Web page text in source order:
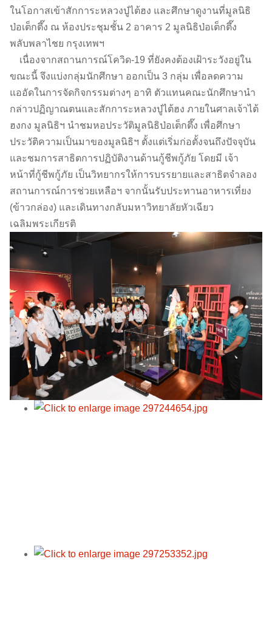
ในโอกาสเข้าสักการะหลวงปู่ไต้ฮง และศึกษาดูงานที่มูลนิธิ
ป่อเต็กตึ๊ง ณ ห้องประชุมชั้น 2 อาคาร 2 มูลนิธิป่อเต็กตึ๊ง
พลับพลาไชย กรุงเทพฯ
เนื่องจากสถานการณ์โควิด-19 ที่ยังคงต้องเฝ้าระวังอยู่ใน
ขณะนี้ จึงแบ่งกลุ่มนักศึกษา ออกเป็น 3 กลุ่ม เพื่อลดความ
แออัดในการจัดกิจกรรมต่างๆ อาทิ ตัวแทนคณะนักศึกษานำ
กล่าวปฏิญาณตนและสักการะหลวงปู่ไต้ฮง ภายในศาลเจ้าไต้
ฮงกง มูลนิธิฯ นำชมหอประวัติมูลนิธิป่อเต็กตึ๊ง เพื่อศึกษา
ประวัติความเป็นมาของมูลนิธิฯ ตั้งแต่เริ่มก่อตั้งจนถึงปัจจุบัน
และชมการสาธิตการปฏิบัติงานด้านกู้ชีพกู้ภัย โดยมี เจ้า
หน้าที่กู้ชีพกู้ภัย เป็นวิทยากรให้การบรรยายและสาธิตจำลอง
สถานการณ์การช่วยเหลือฯ จากนั้นรับประทานอาหารเที่ยง
(ข้าวกล่อง) และเดินทางกลับมหาวิทยาลัยหัวเฉียว
เฉลิมพระเกียรติ